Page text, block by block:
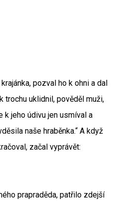
pozval ho k ohni a dal
trochu uklidnil, pověděl muži,
k jeho údivu jen usmíval a
naše hraběnka.“ A když
začal vyprávět:
prapraděda, patřilo zdejší